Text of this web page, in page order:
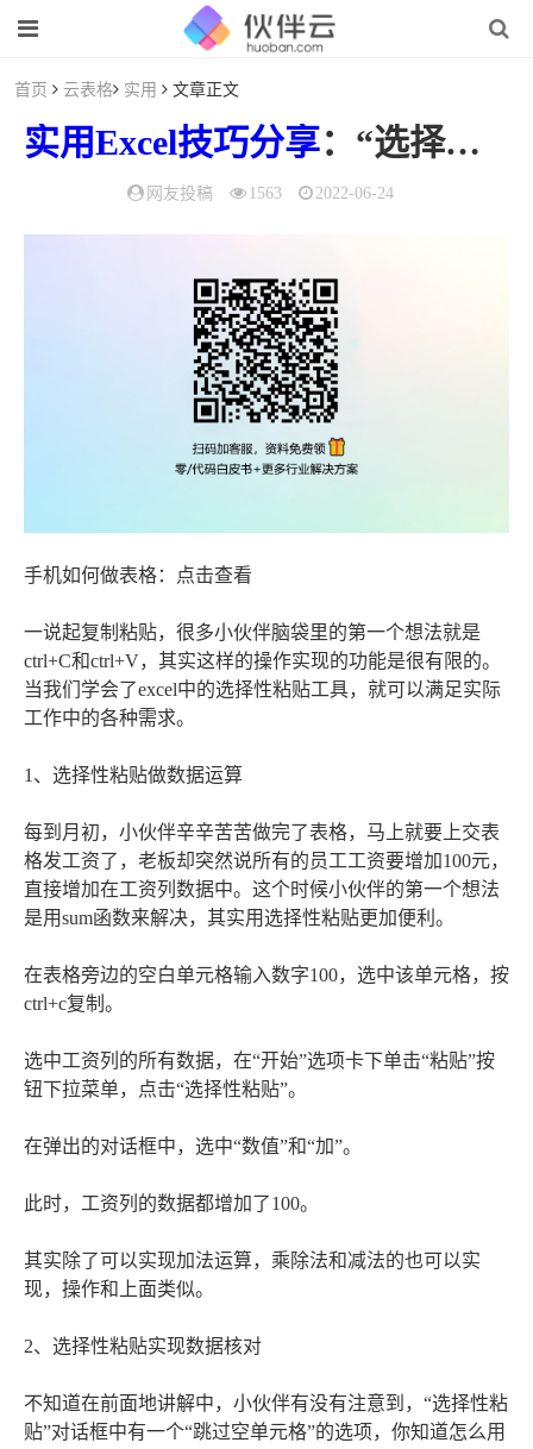
首页 云表格 实用 文章正文
实用Excel技巧分享：“选择性粘贴”原来有这么多功能呀！（excel选择性粘贴可以粘贴什么）
网友投稿 1563 2022-06-24
手机如何做表格：点击查看
一说起复制粘贴，很多小伙伴脑袋里的第一个想法就是
ctrl+C和ctrl+V，其实这样的操作实现的功能是很有限的。
当我们学会了excel中的选择性粘贴工具，就可以满足实际
工作中的各种需求。
1、选择性粘贴做数据运算
每到月初，小伙伴辛辛苦苦做完了表格，马上就要上交表
格发工资了，老板却突然说所有的员工工资要增加100元，
直接增加在工资列数据中。这个时候小伙伴的第一个想法
是用sum函数来解决，其实用选择性粘贴更加便利。
在表格旁边的空白单元格输入数字100，选中该单元格，按
ctrl+c复制。
选中工资列的所有数据，在“开始”选项卡下单击“粘贴”按
钮下拉菜单，点击“选择性粘贴”。
在弹出的对话框中，选中“数值”和“加”。
此时，工资列的数据都增加了100。
其实除了可以实现加法运算，乘除法和减法的也可以实
现，操作和上面类似。
2、选择性粘贴实现数据核对
不知道在前面地讲解中，小伙伴有没有注意到，“选择性粘
贴”对话框中有一个“跳过空单元格”的选项，你知道怎么用